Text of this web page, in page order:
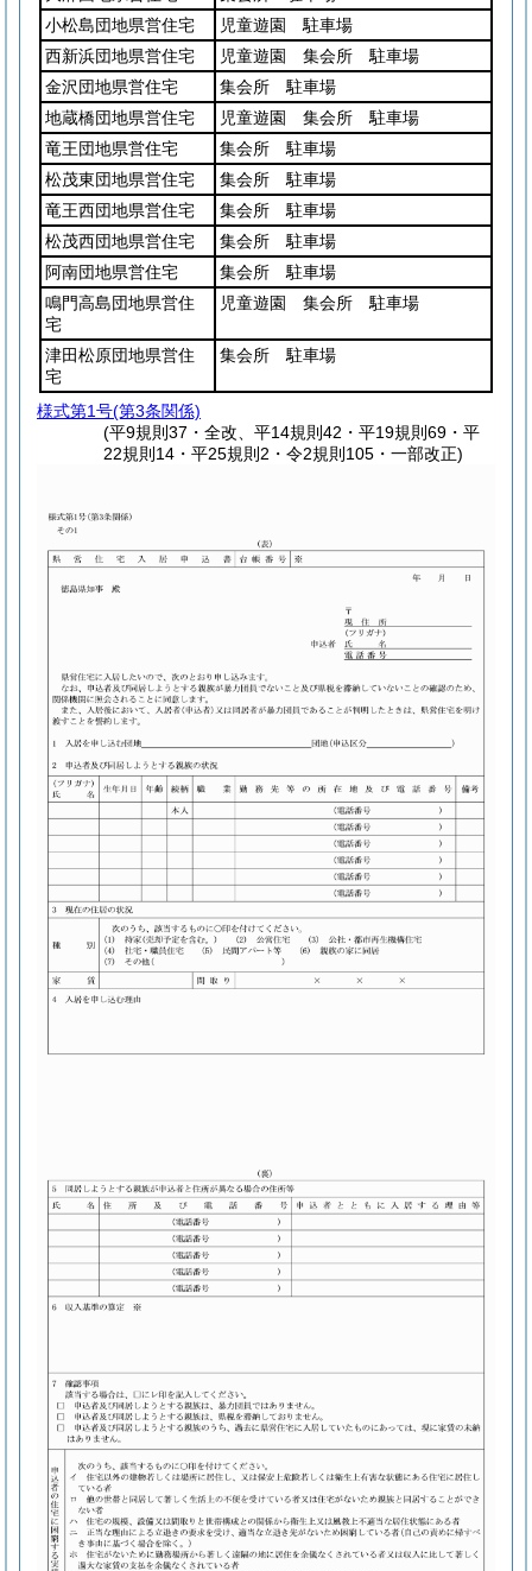
小松島団地県営住宅
児童遊園 駐車場
西新浜団地県営住宅
児童遊園 集会所 駐車場
金沢団地県営住宅
集会所 駐車場
地蔵橋団地県営住宅
児童遊園 集会所 駐車場
竜王団地県営住宅
集会所 駐車場
松茂東団地県営住宅
集会所 駐車場
竜王西団地県営住宅
集会所 駐車場
松茂西団地県営住宅
集会所 駐車場
阿南団地県営住宅
集会所 駐車場
鳴門高島団地県営住
宅
児童遊園 集会所 駐車場
津田松原団地県営住
宅
集会所 駐車場
様式第1号(第3条関係)
(平9規則37・全改、平14規則42・平19規則69・平
22規則14・平25規則2・令2規則105・一部改正)